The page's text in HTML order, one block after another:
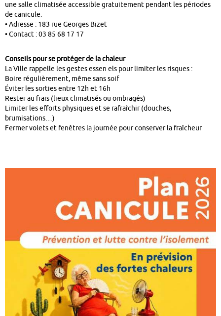
une salle climatisée accessible gratuitement pendant les périodes
de canicule.
• Adresse : 183 rue Georges Bizet
• Contact : 03 85 68 17 17
Conseils pour se protéger de la chaleur
La Ville rappelle les gestes essen els pour limiter les risques :
Boire régulièrement, même sans soif
Éviter les sorties entre 12h et 16h
Rester au frais (lieux climatisés ou ombragés)
Limiter les efforts physiques et se rafraîchir (douches,
brumisations…)
Fermer volets et fenêtres la journée pour conserver la fraîcheur